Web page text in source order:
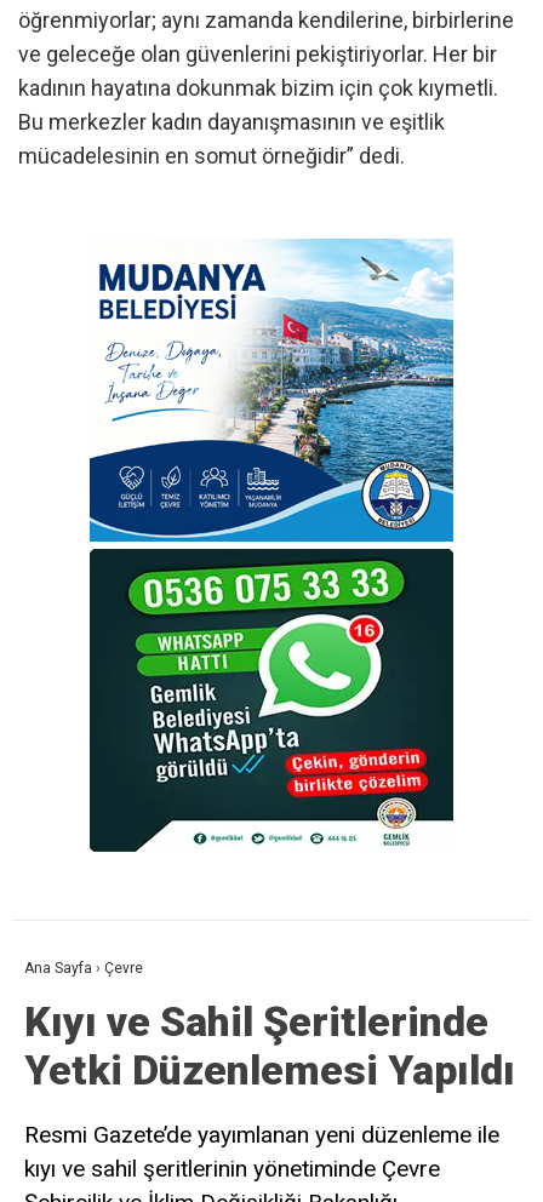
öğrenmiyorlar; aynı zamanda kendilerine, birbirlerine
ve geleceğe olan güvenlerini pekiştiriyorlar. Her bir
kadının hayatına dokunmak bizim için çok kıymetli.
Bu merkezler kadın dayanışmasının ve eşitlik
mücadelesinin en somut örneğidir” dedi.
Ana Sayfa › Çevre
Kıyı ve Sahil Şeritlerinde
Yetki Düzenlemesi Yapıldı
Resmi Gazete’de yayımlanan yeni düzenleme ile
kıyı ve sahil şeritlerinin yönetiminde Çevre